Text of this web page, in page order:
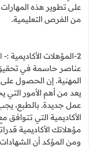
على تطوير هذه
من الفرص التعليمية.
2-المؤهلات الأكاديمية
عناصر حاسمة في تحقيق
المهنية. إن الحصول
يعد من أهم الأمور
عمل جديدة. بالطبع،
الأكاديمية التي
مؤهلاتك الأكاديمية
ومن المؤكد أن الشهادات